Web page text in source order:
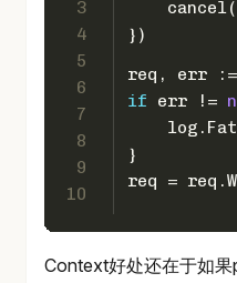
3
4
5
6
7
8
9
10
})
req, err :=
if err !=
}
req =
Context好处还在于如